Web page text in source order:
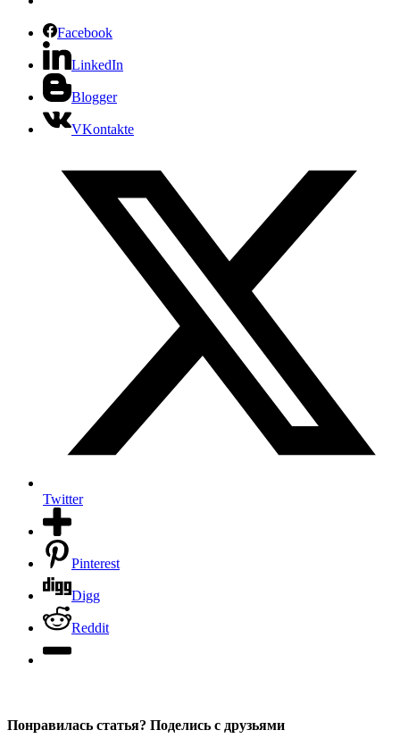
Facebook
LinkedIn
Blogger
VKontakte
Twitter
Pinterest
Digg
Reddit
Понравилась статья? Поделись с друзьями